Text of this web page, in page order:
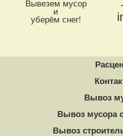
Вывезем мусор
и
уберём снег!
Вывоз
Вывоз мусора
Вывоз